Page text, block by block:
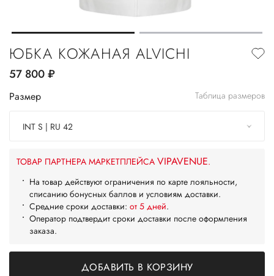
ЮБКА КОЖАНАЯ ALVICHI
57 800руб.
Размер Таблица размеров
INT S | RU 42
ТОВАР ПАРТНЕРА МАРКЕТПЛЕЙСА VIPAVENUE.
На товар действуют ограничения по карте лояльности,
списанию бонусных баллов и условиям доставки.
Средние сроки доставки: от 5 дней.
Оператор подтвердит сроки доставки после оформления
заказа.
ДОБАВИТЬ В КОРЗИНУ